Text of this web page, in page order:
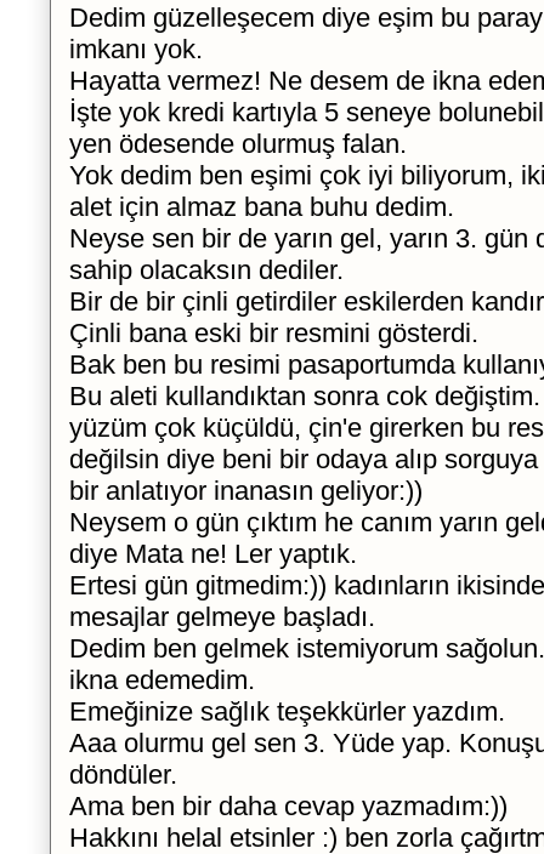
Dedim güzelleşecem diye eşim bu
imkanı yok.
Hayatta vermez! Ne desem de ikna
İşte yok kredi kartıyla 5 seneye
yen ödesende olurmuş falan.
Yok dedim ben eşimi çok iyi biliyorum,
alet için almaz bana buhu dedim.
Neyse sen bir de yarın gel, yarın 3.
sahip olacaksın dediler.
Bir de bir çinli getirdiler eskilerden
Çinli bana eski bir resmini gösterdi.
Bak ben bu resimi pasaportumda
Bu aleti kullandıktan sonra cok
yüzüm çok küçüldü, çin'e girerken bu
değilsin diye beni bir odaya alıp
bir anlatıyor inanasın geliyor:))
Neysem o gün çıktım he canım yarın
diye Mata ne! Ler yaptık.
Ertesi gün gitmedim:)) kadınların
mesajlar gelmeye başladı.
Dedim ben gelmek istemiyorum
ikna edemedim.
Emeğinize sağlık teşekkürler yazdım.
Aaa olurmu gel sen 3. Yüde yap.
döndüler.
Ama ben bir daha cevap yazmadım:))
Hakkını helal etsinler :) ben zorla